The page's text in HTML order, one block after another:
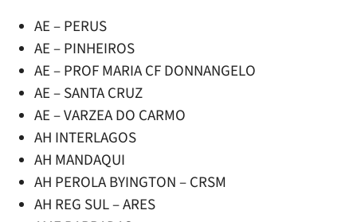
AE – PERUS
AE – PINHEIROS
AE – PROF MARIA CF DONNANGELO
AE – SANTA CRUZ
AE – VARZEA DO CARMO
AH INTERLAGOS
AH MANDAQUI
AH PEROLA BYINGTON – CRSM
AH REG SUL – ARES